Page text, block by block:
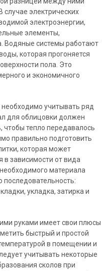
случае электрических
электроэнергии,
элементы,
Водяные системы работают
которая прогоняется
пола. Это
и экономичного
необходимо учитывать ряд
для облицовки должен
чтобы тепло передавалось
правильно подготовить
которая может
в зависимости от вида
материала
укладка, затирка и
руками имеет свои плюсы
быстрый и простой
в помещении и
учитывать некоторые
сколов при